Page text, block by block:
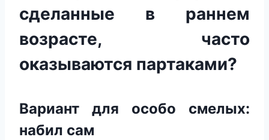
сделанные в раннем
возрасте, часто
оказываются партаками?
Вариант для особо смелых:
набил сам